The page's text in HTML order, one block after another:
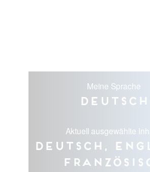
Meine Sprache
Deutsch
Aktuell ausgewählte
Deutsch,